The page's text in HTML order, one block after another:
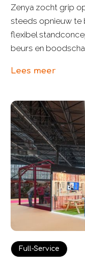
Zenya zocht grip
steeds opnieuw te
flexibel
beurs en
Lees meer
Full-Service